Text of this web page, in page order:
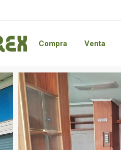
Compra Venta